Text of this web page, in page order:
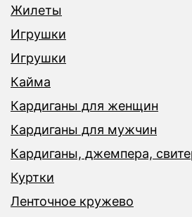
Жилеты
Игрушки
Игрушки
Кайма
Кардиганы для женщин
Кардиганы для мужчин
Кардиганы, джемпера,
Куртки
Ленточное кружево